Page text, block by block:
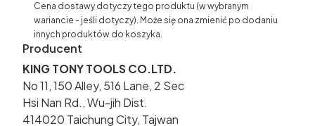
Cena dostawy dotyczy tego produktu (w wybranym
wariancie - jeśli dotyczy). Może się ona zmienić po dodaniu
innych produktów do koszyka.
Producent
KING TONY TOOLS CO.LTD.
No 11, 150 Alley, 516 Lane, 2 Sec
Hsi Nan Rd., Wu-jih Dist.
414020 Taichung City, Tajwan